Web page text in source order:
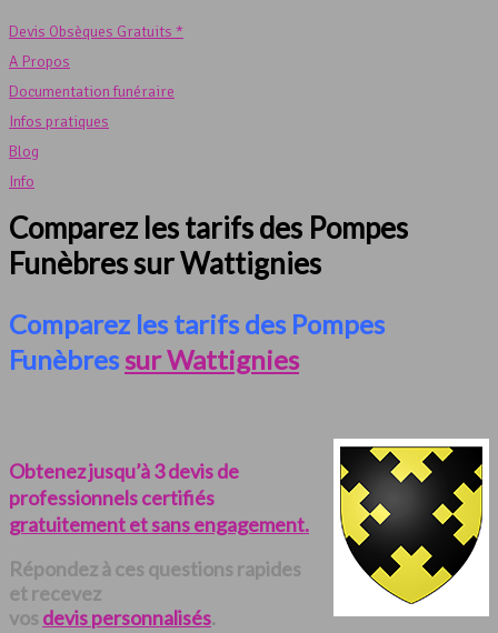
Devis Obsèques Gratuits *
A Propos
Documentation funéraire
Infos pratiques
Blog
Info
Comparez les tarifs des Pompes
Funèbres sur Wattignies
Comparez les tarifs des Pompes
Funèbres sur Wattignies
Obtenez jusqu’à 3 devis de
professionnels certifiés
gratuitement et sans engagement.
Répondez à ces questions rapides
et recevez
vos devis personnalisés.